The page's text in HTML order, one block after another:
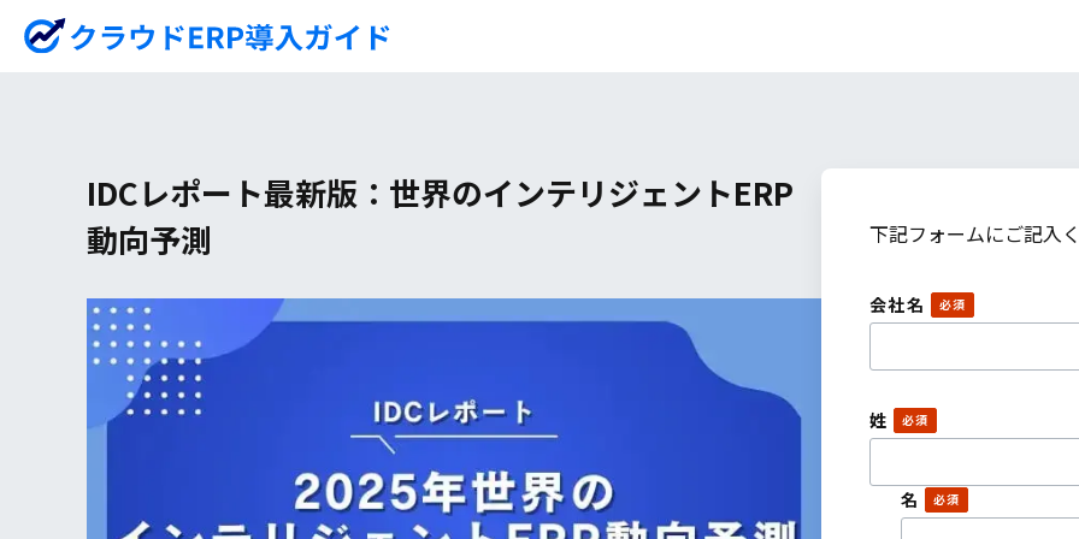
IDCレポート最新版：世界のインテリジェントERP
動向予測
下記フォームにご記入く
会社名
姓
名